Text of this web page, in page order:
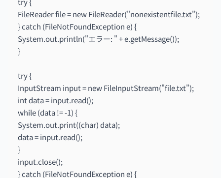
FileReader file = new FileReader("nonexistentfile.txt");
} catch (FileNotFoundException e) {
System.out.println("エラー: " + e.getMessage());
}
try {
InputStream input = new FileInputStream("file.txt");
int data = input.read();
while (data != -1) {
System.out.print((char) data);
data = input.read();
}
input.close();
} catch (FileNotFoundException e) {